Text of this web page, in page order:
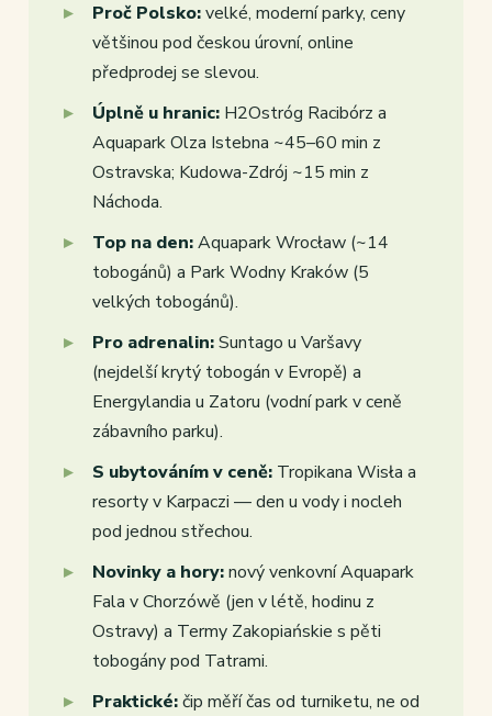
Proč Polsko:velké, moderní parky, ceny
většinou pod českou úrovní, online
předprodej se slevou.
Úplně u hranic: H2Ostróg Racibórz a
Aquapark Olza Istebna ~45–60 min z
Ostravska; Kudowa-Zdrój ~15 min z
Náchoda.
Top na den:Aquapark Wrocław (~14
tobogánů) a Park Wodny Kraków (5
velkých tobogánů).
Pro adrenalin:Suntago u Varšavy
(nejdelší krytý tobogán v Evropě) a
Energylandia u Zatoru (vodní park v ceně
zábavního parku).
S ubytováním v ceně: Tropikana Wisła a
resorty v Karpaczi — den u vody i nocleh
pod jednou střechou.
Novinky a hory:nový venkovní Aquapark
Fala v Chorzówě (jen v létě, hodinu z
Ostravy) a Termy Zakopiańskie s pěti
tobogány pod Tatrami.
Praktické:čip měří čas od turniketu, ne od